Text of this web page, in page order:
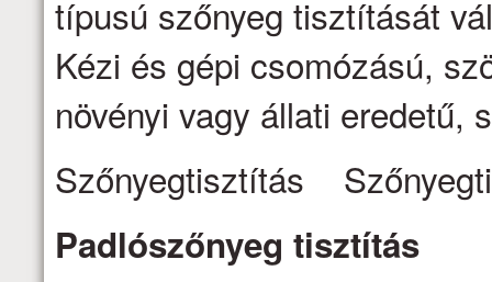
típusú szőnyeg tisztítását
Kézi és gépi csomózású,
növényi vagy állati eredetű,
Szőnyegtisztítás
Padlószőnyeg tisztítás